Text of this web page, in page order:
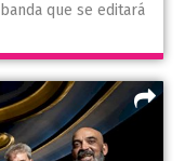
que se editará